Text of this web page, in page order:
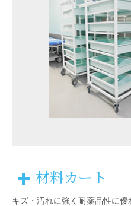
材料カート
キズ・汚れに強く耐薬品性に